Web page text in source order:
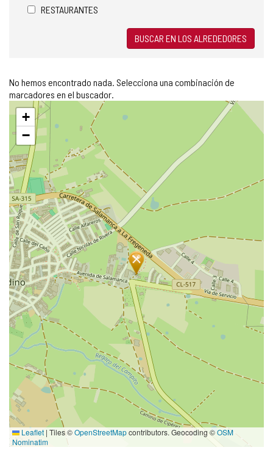
RESTAURANTES
BUSCAR EN LOS ALREDEDORES
No hemos encontrado nada. Selecciona una combinación de
marcadores en el buscador.
Saltar
mapa
+
−
Leaflet | Tiles ©OpenStreetMapcontributors. Geocoding ©OSM
Nominatim